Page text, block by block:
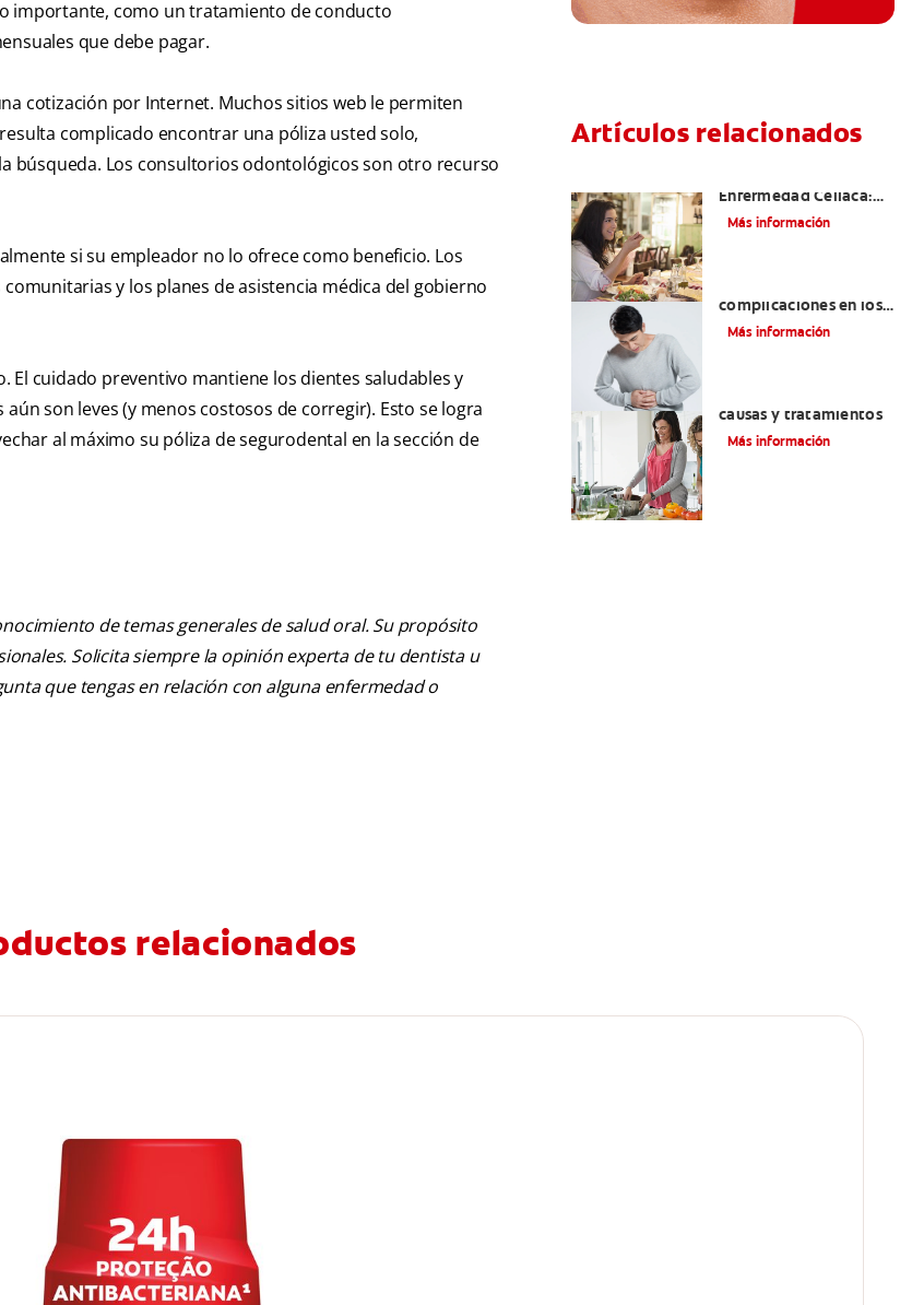
importante, como un tratamiento de conducto
que debe pagar.
cotización por Internet. Muchos sitios web le permiten
complicado encontrar una póliza usted solo,
búsqueda. Los consultorios odontológicos son otro recurso
si su empleador no lo ofrece como beneficio. Los
y los planes de asistencia médica del gobierno
cuidado preventivo mantiene los dientes saludables y
son leves (y menos costosos de corregir). Esto se logra
al máximo su póliza de segurodental en la sección de
de temas generales de salud oral. Su propósito
Solicita siempre la opinión experta de tu dentista u
que tengas en relación con alguna enfermedad o
Artículos relacionados
Enfermedad Celíaca:
Cómo Reconocerlas Y
Más información
complicaciones en los
dientes | Cuidado bucal
Más información
causas y tratamientos
Más información
relacionados